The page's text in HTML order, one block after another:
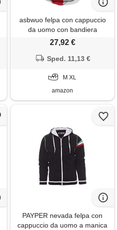
asbwuo felpa con cappuccio
da uomo con bandiera
vintage del regno di
regolabile con coulisse
27,92 €
Sped. 11,13 €
M XL
amazon
PAYPER nevada felpa con
cappuccio da uomo a manica